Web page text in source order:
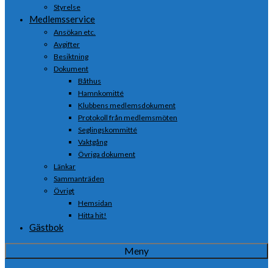
Styrelse
Medlemsservice
Ansökan etc.
Avgifter
Besiktning
Dokument
Båthus
Hamnkomitté
Klubbens medlemsdokument
Protokoll från medlemsmöten
Seglingskommitté
Vaktgång
Övriga dokument
Länkar
Sammanträden
Övrigt
Hemsidan
Hitta hit!
Gästbok
Meny